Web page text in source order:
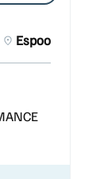
Espoo